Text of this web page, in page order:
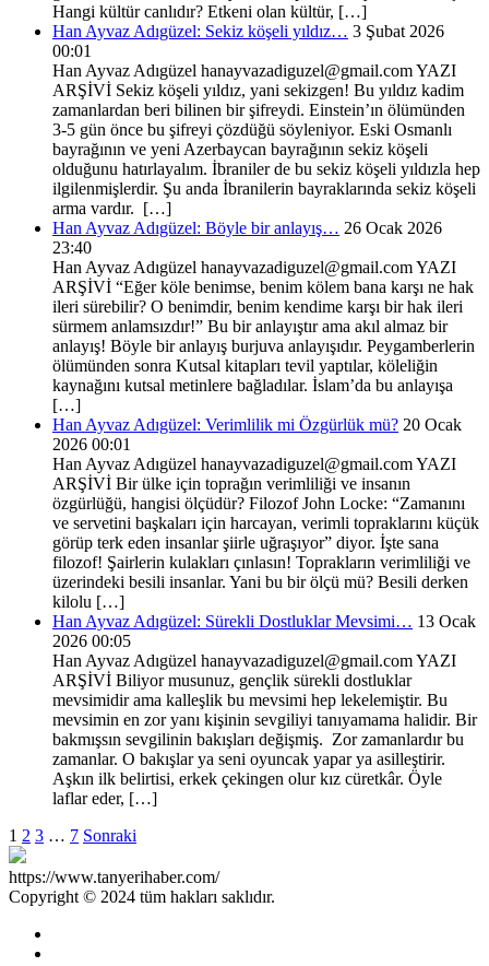
Hangi kültür canlıdır? Etkeni olan kültür, […]
Han Ayvaz Adıgüzel: Sekiz köşeli yıldız… 3 Şubat 2026
00:01
Han Ayvaz Adıgüzel hanayvazadiguzel@gmail.com YAZI
ARŞİVİ Sekiz köşeli yıldız, yani sekizgen! Bu yıldız kadim
zamanlardan beri bilinen bir şifreydi. Einstein’ın ölümünden
3-5 gün önce bu şifreyi çözdüğü söyleniyor. Eski Osmanlı
bayrağının ve yeni Azerbaycan bayrağının sekiz köşeli
olduğunu hatırlayalım. İbraniler de bu sekiz köşeli yıldızla hep
ilgilenmişlerdir. Şu anda İbranilerin bayraklarında sekiz köşeli
arma vardır. […]
Han Ayvaz Adıgüzel: Böyle bir anlayış… 26 Ocak 2026
23:40
Han Ayvaz Adıgüzel hanayvazadiguzel@gmail.com YAZI
ARŞİVİ “Eğer köle benimse, benim kölem bana karşı ne hak
ileri sürebilir? O benimdir, benim kendime karşı bir hak ileri
sürmem anlamsızdır!” Bu bir anlayıştır ama akıl almaz bir
anlayış! Böyle bir anlayış burjuva anlayışıdır. Peygamberlerin
ölümünden sonra Kutsal kitapları tevil yaptılar, köleliğin
kaynağını kutsal metinlere bağladılar. İslam’da bu anlayışa
[…]
Han Ayvaz Adıgüzel: Verimlilik mi Özgürlük mü? 20 Ocak
2026 00:01
Han Ayvaz Adıgüzel hanayvazadiguzel@gmail.com YAZI
ARŞİVİ Bir ülke için toprağın verimliliği ve insanın
özgürlüğü, hangisi ölçüdür? Filozof John Locke: “Zamanını
ve servetini başkaları için harcayan, verimli topraklarını küçük
görüp terk eden insanlar şiirle uğraşıyor” diyor. İşte sana
filozof! Şairlerin kulakları çınlasın! Toprakların verimliliği ve
üzerindeki besili insanlar. Yani bu bir ölçü mü? Besili derken
kilolu […]
Han Ayvaz Adıgüzel: Sürekli Dostluklar Mevsimi… 13 Ocak
2026 00:05
Han Ayvaz Adıgüzel hanayvazadiguzel@gmail.com YAZI
ARŞİVİ Biliyor musunuz, gençlik sürekli dostluklar
mevsimidir ama kalleşlik bu mevsimi hep lekelemiştir. Bu
mevsimin en zor yanı kişinin sevgiliyi tanıyamama halidir. Bir
bakmışsın sevgilinin bakışları değişmiş. Zor zamanlardır bu
zamanlar. O bakışlar ya seni oyuncak yapar ya asilleştirir.
Aşkın ilk belirtisi, erkek çekingen olur kız cüretkâr. Öyle
laflar eder, […]
1 2 3 … 7 Sonraki
https://www.tanyerihaber.com/
Copyright © 2024 tüm hakları saklıdır.